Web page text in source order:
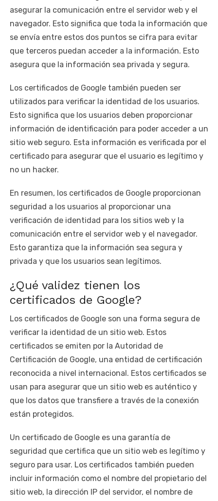
asegurar la comunicación entre el servidor web y el
navegador. Esto significa que toda la información que
se envía entre estos dos puntos se cifra para evitar
que terceros puedan acceder a la información. Esto
asegura que la información sea privada y segura.
Los certificados de Google también pueden ser
utilizados para verificar la identidad de los usuarios.
Esto significa que los usuarios deben proporcionar
información de identificación para poder acceder a un
sitio web seguro. Esta información es verificada por el
certificado para asegurar que el usuario es legítimo y
no un hacker.
En resumen, los certificados de Google proporcionan
seguridad a los usuarios al proporcionar una
verificación de identidad para los sitios web y la
comunicación entre el servidor web y el navegador.
Esto garantiza que la información sea segura y
privada y que los usuarios sean legítimos.
¿Qué validez tienen los
certificados de Google?
Los certificados de Google son una forma segura de
verificar la identidad de un sitio web. Estos
certificados se emiten por la Autoridad de
Certificación de Google, una entidad de certificación
reconocida a nivel internacional. Estos certificados se
usan para asegurar que un sitio web es auténtico y
que los datos que transfiere a través de la conexión
están protegidos.
Un certificado de Google es una garantía de
seguridad que certifica que un sitio web es legítimo y
seguro para usar. Los certificados también pueden
incluir información como el nombre del propietario del
sitio web, la dirección IP del servidor, el nombre de